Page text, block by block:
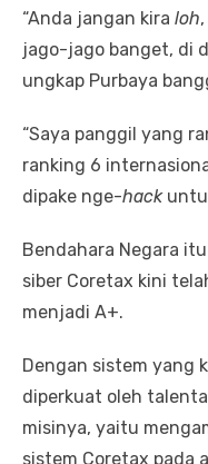
“Anda jangan kira loh
jago-jago banget, di
ungkap Purbaya
“Saya panggil yang
ranking 6
dipake nge-hack
Bendahara Negara
siber Coretax kini
menjadi A+.
Dengan sistem yang
diperkuat oleh
misinya, yaitu
sistem Coretax pada